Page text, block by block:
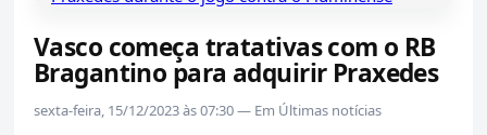
Vasco começa tratativas com o RB
Bragantino para adquirir Praxedes
sexta-feira, 15/12/2023 às 07:30 — Em Últimas notícias